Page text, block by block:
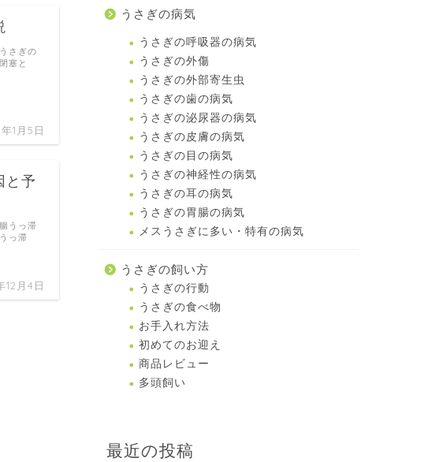
1月5日
さぎの
塞と
と予
12月4日
うっ滞
っ滞
うさぎの病気
うさぎの呼吸器の病気
うさぎの外傷
うさぎの外部寄生虫
うさぎの歯の病気
うさぎの泌尿器の病気
うさぎの皮膚の病気
うさぎの目の病気
うさぎの神経性の病気
うさぎの耳の病気
うさぎの胃腸の病気
メスうさぎに多い・特有の病気
うさぎの飼い方
うさぎの行動
うさぎの食べ物
お手入れ方法
初めてのお迎え
商品レビュー
多頭飼い
最近の投稿